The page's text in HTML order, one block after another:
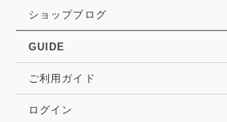
ショップブログ
GUIDE
ご利用ガイド
ログイン